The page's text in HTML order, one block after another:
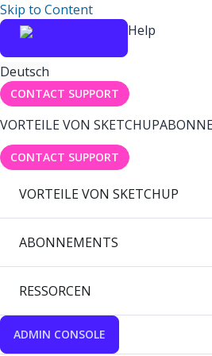
Skip to Content
Help
Deutsch
CONTACT SUPPORT
VORTEILE VON SKETCHUP
CONTACT SUPPORT
VORTEILE VON SKETCHUP
ABONNEMENTS
RESSORCEN
ADMIN CONSOLE